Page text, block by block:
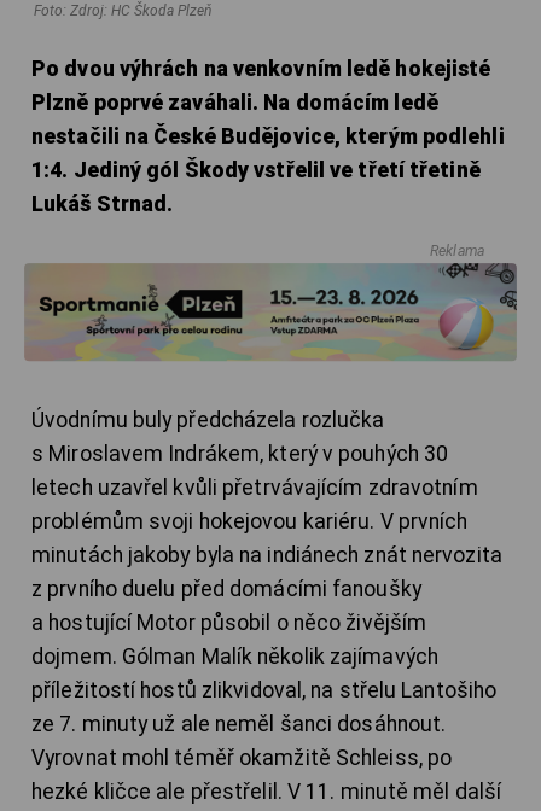
Foto: Zdroj: HC Škoda Plzeň
Po dvou výhrách na venkovním ledě hokejisté
Plzně poprvé zaváhali. Na domácím ledě
nestačili na České Budějovice, kterým podlehli
1:4. Jediný gól Škody vstřelil ve třetí třetině
Lukáš Strnad.
Reklama
Úvodnímu buly předcházela rozlučka
s Miroslavem Indrákem, který v pouhých 30
letech uzavřel kvůli přetrvávajícím zdravotním
problémům svoji hokejovou kariéru. V prvních
minutách jakoby byla na indiánech znát nervozita
z prvního duelu před domácími fanoušky
a hostující Motor působil o něco živějším
dojmem. Gólman Malík několik zajímavých
příležitostí hostů zlikvidoval, na střelu Lantošiho
ze 7. minuty už ale neměl šanci dosáhnout.
Vyrovnat mohl téměř okamžitě Schleiss, po
hezké kličce ale přestřelil. V 11. minutě měl další